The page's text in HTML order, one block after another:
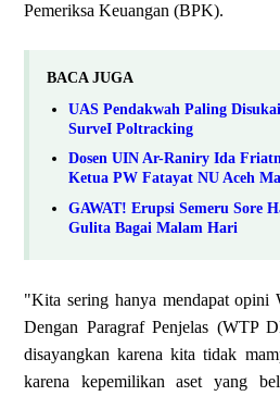
Pemeriksa Keuangan (BPK).
BACA JUGA
UAS Pendakwah Paling
SurveI Poltracking
Dosen UIN Ar-Raniry Ida
Ketua PW Fatayat NU Aceh
GAWAT! Erupsi Semeru Sore
Gulita Bagai Malam Hari
"Kita sering hanya mendapat opini
Dengan Paragraf Penjelas (WTP
disayangkan karena kita tidak
karena kepemilikan aset yang